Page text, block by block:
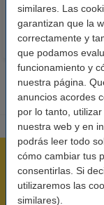
similares. Las
garantizan que la
correctamente y
que podamos
funcionamiento y
nuestra página.
anuncios acordes
por lo tanto,
nuestra web y en
podrás leer todo
cómo cambiar tus
consentirlas. Si
utilizaremos las
similares).
Rápido y sencillo
Mejor Precio